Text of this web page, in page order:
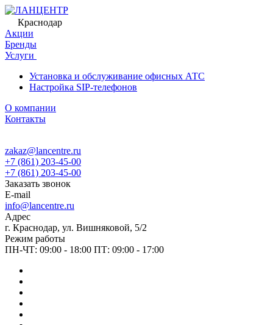
Краснодар
Акции
Бренды
Услуги
Установка и обслуживание офисных АТС
Настройка SIP-телефонов
О компании
Контакты
zakaz@lancentre.ru
+7 (861) 203-45-00
+7 (861) 203-45-00
Заказать звонок
E-mail
info@lancentre.ru
Адрес
г. Краснодар, ул. Вишняковой, 5/2
Режим работы
ПН-ЧТ: 09:00 - 18:00 ПТ: 09:00 - 17:00